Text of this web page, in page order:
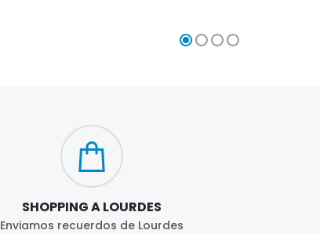
SHOPPING A LOURDES
Enviamos recuerdos de Lourdes